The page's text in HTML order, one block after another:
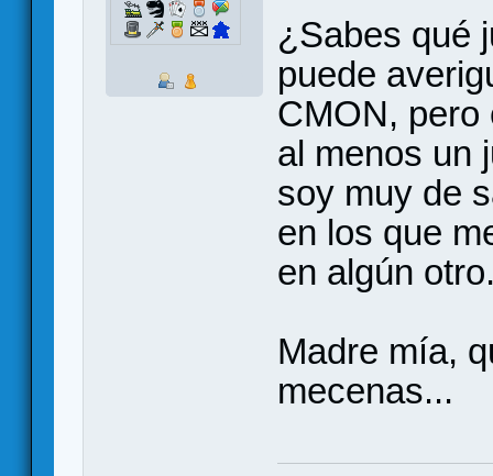
¿Sabes qué
puede
CMON, pero
al menos un
soy muy de
en los que
en algún
Madre mía,
mecenas...